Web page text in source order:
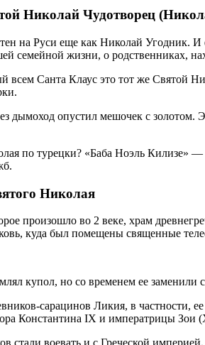
Николай Чудотворец
на Руси еще как Николай Угодник.
семейной жизни, о родственниках,
всем Санта Клаус это тот же Святой
дымоход опустил мешочек с золотом.
по турецки? «Баба Ноэль Килизе»
Николая
произошло во 2 веке, храм
куда был помещены священные
купол, но со временем ее заменили
сарацинов Ликия, в
Константина IX и императрицы Зои